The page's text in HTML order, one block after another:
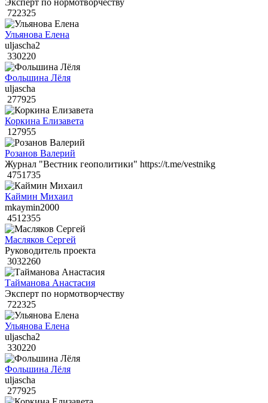
Эксперт по нормотворчеству
722325
Ульянова Елена
uljascha2
330220
Фольшина Лёля
uljascha
277925
Коркина Елизавета
127955
Розанов Валерий
Журнал "Вестник геополитики" https://t.me/vestnikg
4751735
Каймин Михаил
mkaymin2000
4512355
Масляков Сергей
Руководитель проекта
3032260
Тайманова Анастасия
Эксперт по нормотворчеству
722325
Ульянова Елена
uljascha2
330220
Фольшина Лёля
uljascha
277925